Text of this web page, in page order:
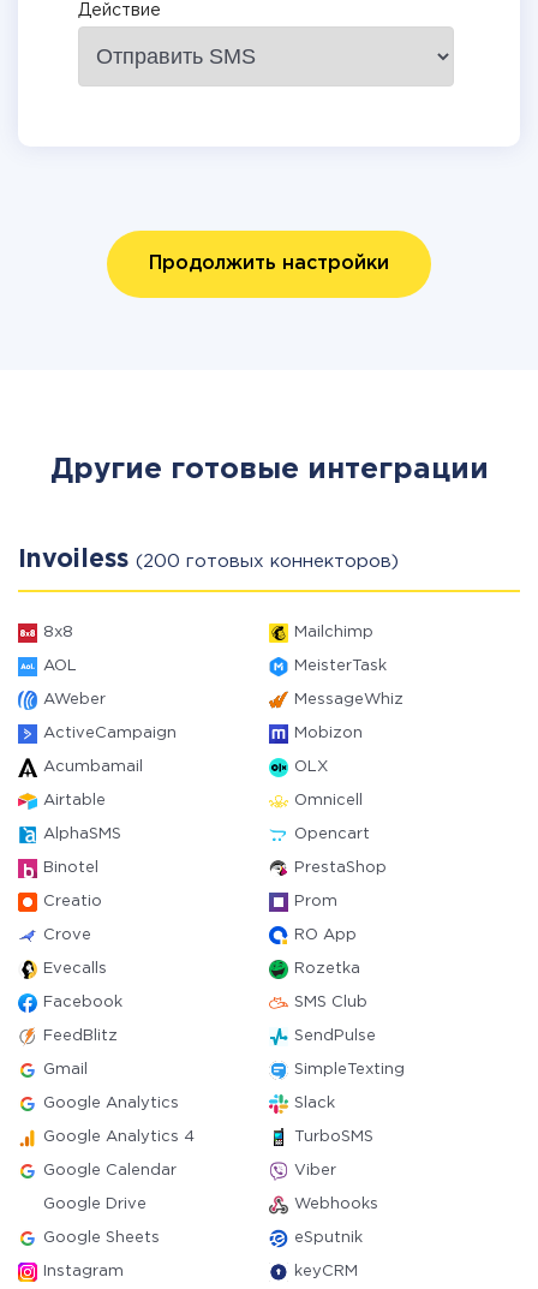
Действие
Продолжить настройки
Другие готовые интеграции
Invoiless (200 готовых коннекторов)
8x8 Mailchimp
AOL MeisterTask
AWeber MessageWhiz
ActiveCampaign Mobizon
Acumbamail OLX
Airtable Omnicell
AlphaSMS Opencart
Binotel PrestaShop
Creatio Prom
Crove RO App
Evecalls Rozetka
Facebook SMS Club
FeedBlitz SendPulse
Gmail SimpleTexting
Google Analytics Slack
Google Analytics 4 TurboSMS
Google Calendar Viber
Google Drive Webhooks
Google Sheets eSputnik
Instagram keyCRM